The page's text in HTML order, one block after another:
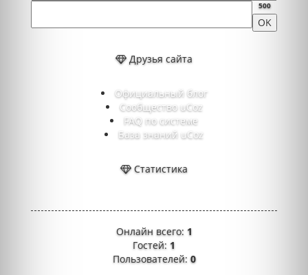
500
Друзья сайта
Официальный блог
Сообщество uCoz
FAQ по системе
База знаний uCoz
Статистика
Онлайн всего: 1
Гостей: 1
Пользователей:0